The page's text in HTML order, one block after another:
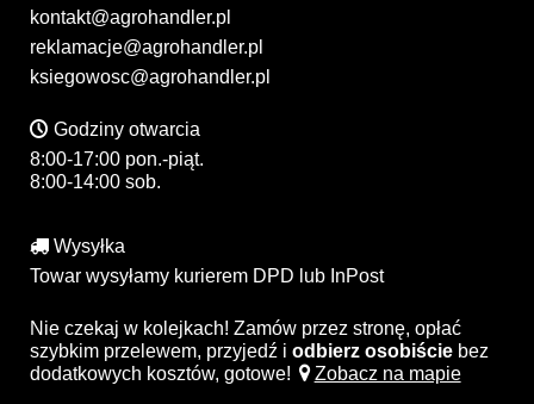
kontakt@agrohandler.pl
reklamacje@agrohandler.pl
ksiegowosc@agrohandler.pl
Godziny otwarcia
8:00-17:00 pon.-piąt.
8:00-14:00 sob.
Wysyłka
Towar wysyłamy kurierem DPD lub InPost
Nie czekaj w kolejkach! Zamów przez stronę, opłać
szybkim przelewem, przyjedź i odbierz osobiście bez
dodatkowych kosztów, gotowe!
Zobacz na mapie